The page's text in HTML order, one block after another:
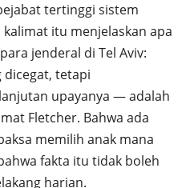
tertinggi sistem
itu menjelaskan apa
jenderal di Tel Aviv:
tetapi
upayanya — adalah
Fletcher. Bahwa ada
memilih anak mana
fakta itu tidak boleh
harian.